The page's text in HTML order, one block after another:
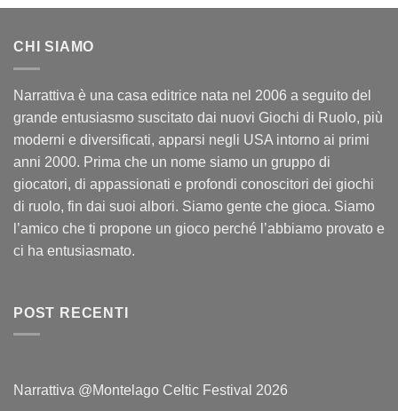
CHI SIAMO
Narrattiva è una casa editrice nata nel 2006 a seguito del
grande entusiasmo suscitato dai nuovi Giochi di Ruolo, più
moderni e diversificati, apparsi negli USA intorno ai primi
anni 2000. Prima che un nome siamo un gruppo di
giocatori, di appassionati e profondi conoscitori dei giochi
di ruolo, fin dai suoi albori. Siamo gente che gioca. Siamo
l’amico che ti propone un gioco perché l’abbiamo provato e
ci ha entusiasmato.
POST RECENTI
Narrattiva @Montelago Celtic Festival 2026